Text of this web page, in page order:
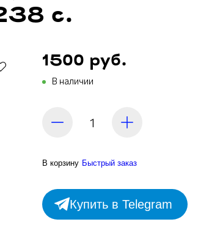
с.
1500 руб.
В наличии
В корзину Быстрый заказ
Купить в Telegram